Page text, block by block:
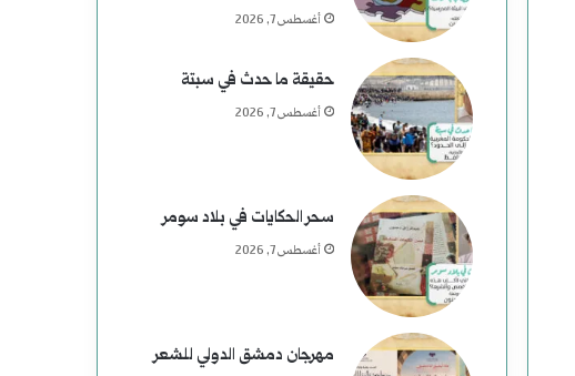
أغسطس 7, 2026
حقيقة ما حدث في سبتة
أغسطس 7, 2026
سحر الحكايات في بلاد سومر
أغسطس 7, 2026
مهرجان دمشق الدولي للشعر